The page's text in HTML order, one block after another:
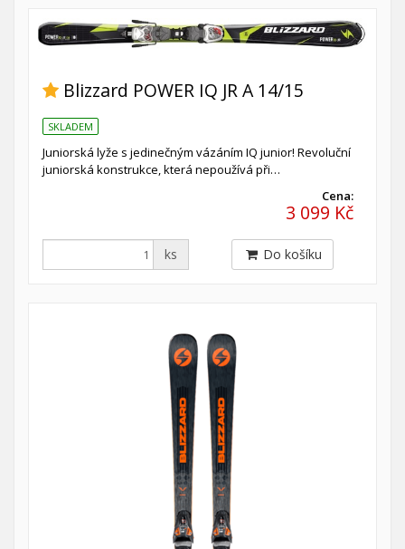
Blizzard POWER IQ JR A 14/15
SKLADEM
Juniorská lyže s jedinečným vázáním IQ junior! Revoluční
juniorská konstrukce, která nepoužívá při…
Cena:
3 099 Kč
ks Do košíku